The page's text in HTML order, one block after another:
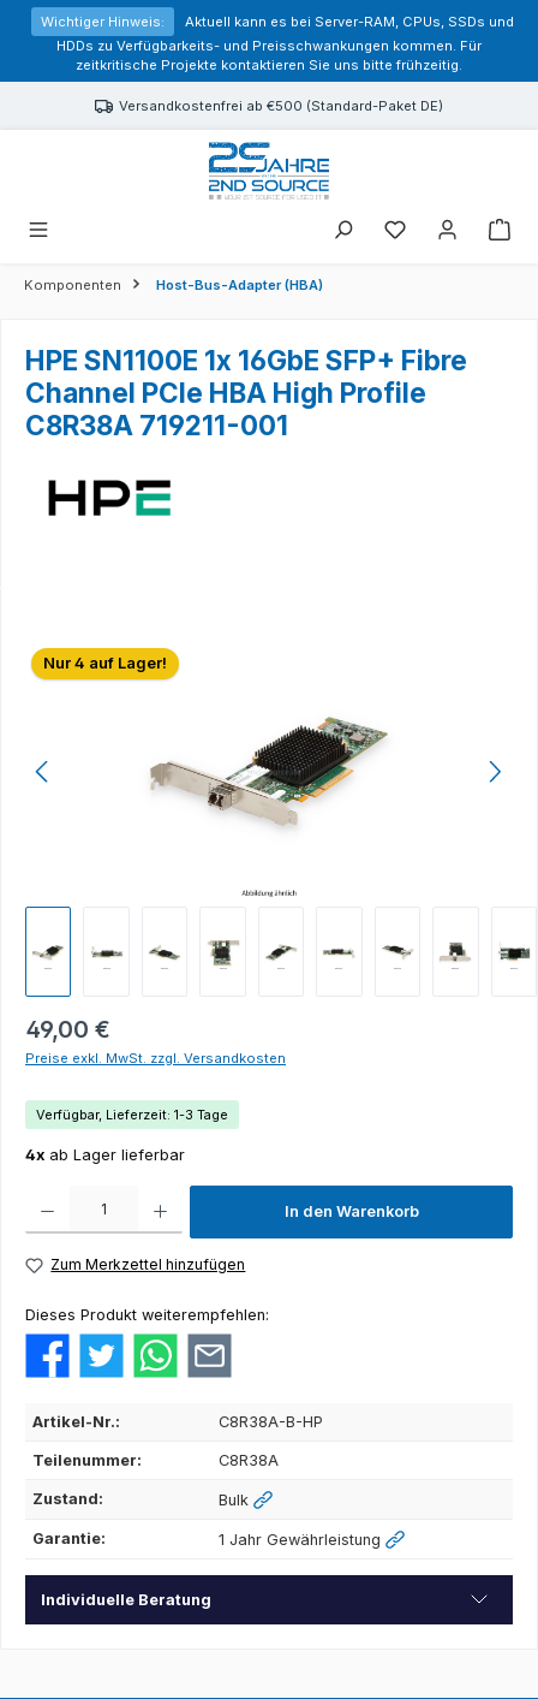
springen
Wichtiger Hinweis:
Aktuell kann es bei Server-RAM, CPUs, SSDs und
HDDs zu Verfügbarkeits- und Preisschwankungen kommen. Für
zeitkritische Projekte kontaktieren Sie uns bitte frühzeitig.
Versandkostenfrei ab €500 (Standard-Paket DE)
Sie haben 0
Komponenten Host-Bus-Adapter (HBA)
HPE SN1100E 1x 16GbE SFP+ Fibre
Channel PCIe HBA High Profile
C8R38A 719211-001
Bildergalerie überspringen
Nur 4 auf Lager!
49,00 €
Preise exkl. MwSt. zzgl. Versandkosten
Verfügbar, Lieferzeit: 1-3 Tage
4x ab Lager lieferbar
In den Warenkorb
Zum Merkzettel hinzufügen
Dieses Produkt weiterempfehlen:
Artikel-Nr.: C8R38A-B-HP
Teilenummer: C8R38A
Zustand: Bulk
Garantie: 1 Jahr Gewährleistung
Individuelle Beratung